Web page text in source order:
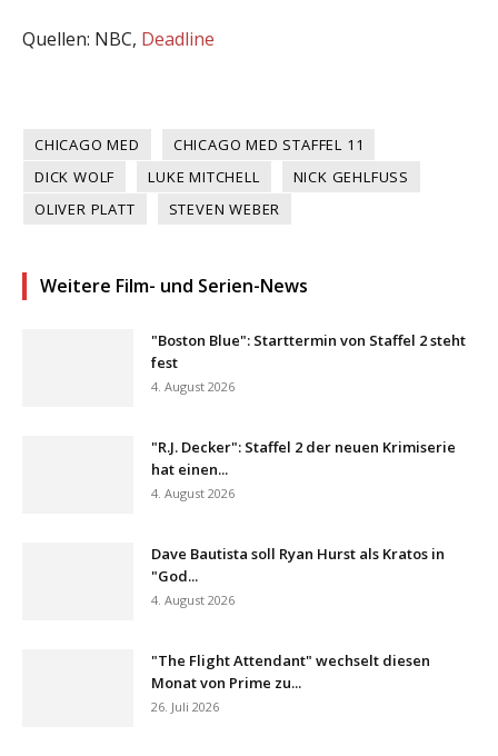
Quellen: NBC, Deadline
CHICAGO MED
CHICAGO MED STAFFEL 11
DICK WOLF
LUKE MITCHELL
NICK GEHLFUSS
OLIVER PLATT
STEVEN WEBER
Weitere Film- und Serien-News
"Boston Blue": Starttermin von Staffel 2 steht
fest
4. August 2026
"R.J. Decker": Staffel 2 der neuen Krimiserie
hat einen...
4. August 2026
Dave Bautista soll Ryan Hurst als Kratos in
"God...
4. August 2026
"The Flight Attendant" wechselt diesen
Monat von Prime zu...
26. Juli 2026